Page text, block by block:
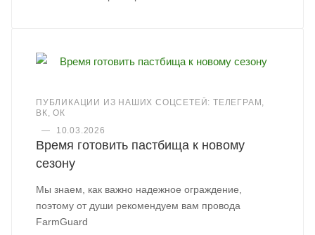
ПУБЛИКАЦИИ ИЗ НАШИХ СОЦСЕТЕЙ: ТЕЛЕГРАМ,
ВК, ОК
—
10.03.2026
Время готовить пастбища к новому
сезону
Мы знаем, как важно надежное ограждение,
поэтому от души рекомендуем вам провода
FarmGuard